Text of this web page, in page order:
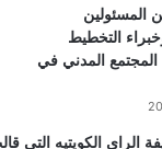
المسئولين
التخطيط
المدني في
الكويتيه التي